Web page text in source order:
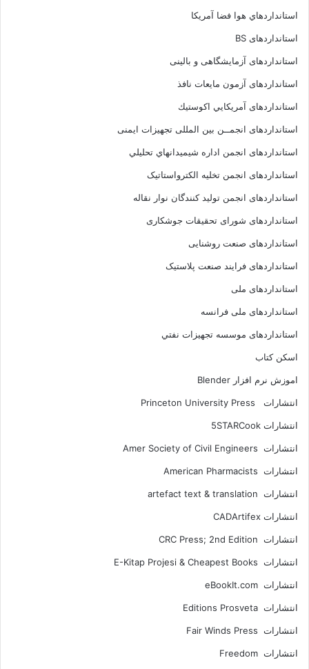
استانداردهاي هوا فضا آمريکا
استانداردهای BS
استانداردهای آزمایشگاهی و بالینی
استانداردهای آزمون مایعات نافذ
استانداردهای آمريكايي اكوستيك
استانداردهای انجمــن بين المللى تجهيزات ايمنى
استانداردهای انجمن اداره شيميدانهاي تحليلي
استانداردهای انجمن تخليه الکترواستاتيک
استانداردهای انجمن توليد کنندگان نوار نقاله
استانداردهای شورای تحقیقات جوشکاری
استانداردهای صنعت روشنایی
استانداردهای فرايند صنعت پلاستيک
استانداردهای ملی
استانداردهای ملی فرانسه
استانداردهای موسسه تجهيزات نفتي
اسکن کتاب
اموزش نرم افزار Blender
انتشارات Princeton University Press
انتشارات ‎ 5STARCook
انتشارات Amer Society of Civil Engineers
انتشارات American Pharmacists
انتشارات artefact text & translation
انتشارات ‎ CADArtifex
انتشارات CRC Press; 2nd Edition
انتشارات E-Kitap Projesi & Cheapest Books
انتشارات eBookIt.com
انتشارات Editions Prosveta
انتشارات Fair Winds Press
انتشارات Freedom